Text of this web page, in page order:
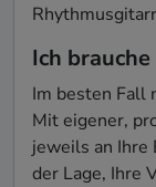
Ich brauche
Im besten Fall
Mit eigener,
jeweils an Ihre
der Lage, Ihre